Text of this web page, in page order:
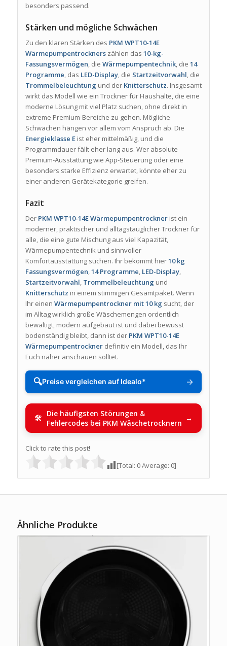
besonders passend.
Stärken und mögliche Schwächen
Zu den klaren Stärken des PKM WPT10-14E
Wärmepumpentrocknerszählen das 10-kg-
Fassungsvermögen, die Wärmepumpentechnik, die 14
Programme, das LED-Display, die Startzeitvorwahl, die
Trommelbeleuchtung und der Knitterschutz. Insgesamt
wirkt das Modell wie ein Trockner für Haushalte, die eine
moderne Lösung mit viel Platz suchen, ohne direkt in
extreme Premium-Bereiche zu gehen. Mögliche
Schwächen hängen vor allem vom Anspruch ab. Die
Energieklasse Eist eher mittelmäßig, und die
Programmdauer fällt eher lang aus. Wer absolute
Premium-Ausstattung wie App-Steuerung oder eine
besonders starke Effizienz erwartet, könnte eher zu
einer anderen Gerätekategorie greifen.
Fazit
Der PKM WPT10-14E Wärmepumpentrocknerist ein
moderner, praktischer und alltagstauglicher Trockner für
alle, die eine gute Mischung aus viel Kapazität,
Wärmepumpentechnik und sinnvoller
Komfortausstattung suchen. Ihr bekommt hier10 kg
Fassungsvermögen,14 Programme, LED-Display,
Startzeitvorwahl, Trommelbeleuchtung und
Knitterschutz in einem stimmigen Gesamtpaket. Wenn
Ihr einen Wärmepumpentrockner mit 10 kg sucht, der
im Alltag wirklich große Wäschemengen ordentlich
bewältigt, modern aufgebaut ist und dabei bewusst
bodenständig bleibt, dann ist der PKM WPT10-14E
Wärmepumpentrocknerdefinitiv ein Modell, das Ihr
Euch näher anschauen solltet.
🔍Preise vergleichen auf Idealo* →
Die häufigsten Störungen &
Fehlercodes bei PKM Wäschetrocknern
Click to rate this post!
[Total: 0Average: 0]
Ähnliche Produkte